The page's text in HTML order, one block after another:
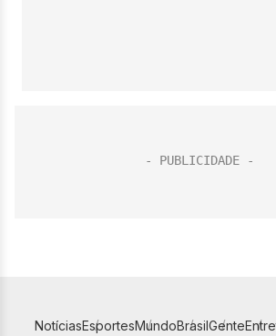
NotíciasEsportesMundoBrasilGente